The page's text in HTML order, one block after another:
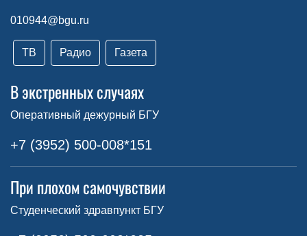
010944@bgu.ru
ТВ Радио Газета
В экстренных случаях
Оперативный дежурный БГУ
+7 (3952) 500-008*151
При плохом самочувствии
Студенческий здравпункт БГУ